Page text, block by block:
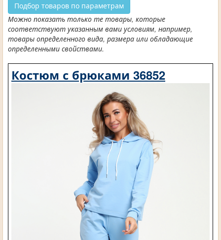
Подбор товаров по параметрам
Можно показать только те товары, которые
соответствуют указанным вами условиям, например,
товары определенного вида, размера или обладающие
определенными свойствами.
Костюм с брюками 36852